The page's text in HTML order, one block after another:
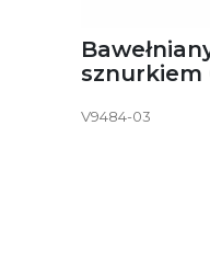
V9484-03